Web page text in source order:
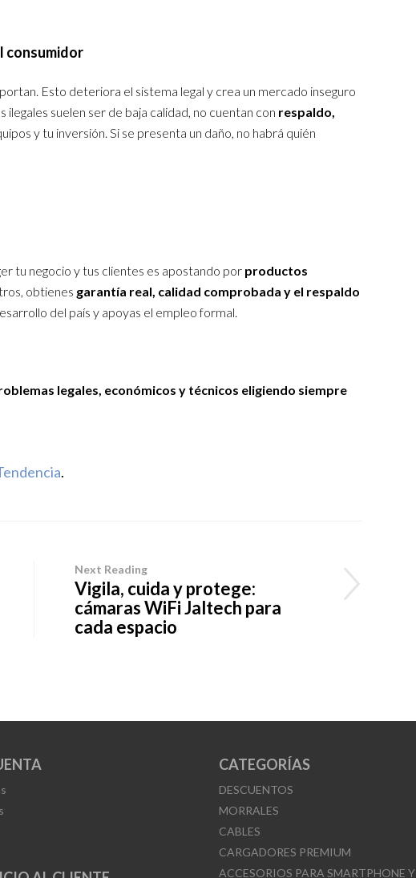
consumidor
Esto deteriora el sistema legal y crea un mercado inseguro
ilegales suelen ser de baja calidad, no cuentan con respaldo,
y tu inversión. Si se presenta un daño, no habrá quién
tu negocio y tus clientes es apostando por productos
obtienes garantía real, calidad comprobada y el respaldo
del país y apoyas el empleo formal.
legales, económicos y técnicos eligiendo siempre
.
Next Reading
Vigila, cuida y protege:
cámaras WiFi Jaltech para
cada espacio
CATEGORÍAS
DESCUENTOS
MORRALES
CABLES
CARGADORES PREMIUM
ACCESORIOS PARA SMARTPHONE Y